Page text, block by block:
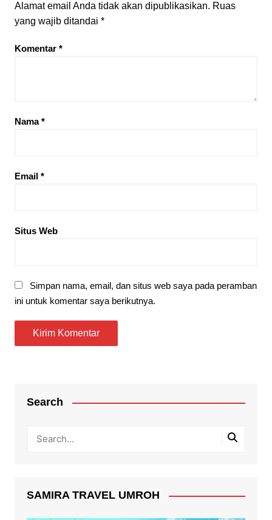
Alamat email Anda tidak akan dipublikasikan. Ruas
yang wajib ditandai *
Komentar *
Nama*
Email *
Situs Web
Simpan nama, email, dan situs web saya pada peramban
ini untuk komentar saya berikutnya.
Search
SAMIRA TRAVEL UMROH